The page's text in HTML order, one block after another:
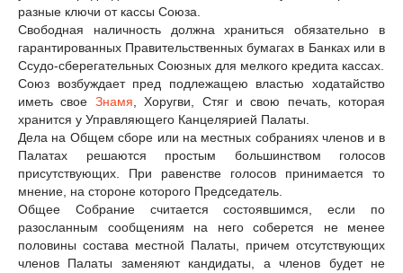
разные ключи от кассы Союза.
Свободная наличность должна храниться обязательно в
гарантированных Правительственных бумагах в Банках или в
Ссудо-сберегательных Союзных для мелкого кредита кассах.
Союз возбуждает пред подлежащею властью ходатайство
иметь свое Знамя , Хоругви, Стяг и свою печать, которая
хранится у Управляющего Канцелярией Палаты.
Дела на Общем сборе или на местных собраниях членов и в
Палатах решаются простым большинством голосов
присутствующих. При равенстве голосов принимается то
мнение, на стороне которого Председатель.
Общее Собрание считается состоявшимся, если по
разосланным сообщениям на него соберется не менее
половины состава местной Палаты, причем отсутствующих
членов Палаты заменяют кандидаты, а членов будет не